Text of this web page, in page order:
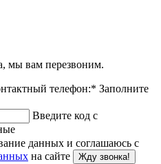
мы вам перезвоним.
телефон:* Заполните
Введите код с
данных и соглашаюсь с
на сайте Жду звонка!